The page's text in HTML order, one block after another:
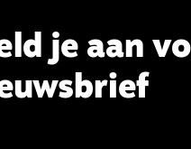
je aan